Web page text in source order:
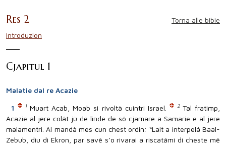
Res 2
Introduzion
Torna alle bibie
Cjapitul 1
Malatie dal re Acazie
1 1 Muart Acab, Moab si rivoltà cuintri Israel. 2 Tal fratimp,
Acazie al jere colât jù de linde de sô cjamare a Samarie e al jere
malamentri. Al mandà mes cun chest ordin: “Lait a interpelâ Baal-
Zebub, diu di Ekron, par savê s’o rivarai a riscatâmi di cheste mê